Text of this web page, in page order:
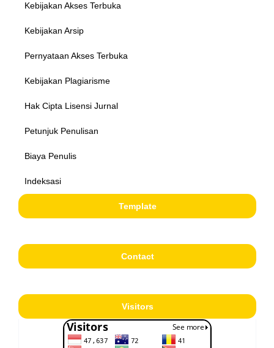
Kebijakan Akses Terbuka
Kebijakan Arsip
Pernyataan Akses Terbuka
Kebijakan Plagiarisme
Hak Cipta Lisensi Jurnal
Petunjuk Penulisan
Biaya Penulis
Indeksasi
Template
Contact
Visitors